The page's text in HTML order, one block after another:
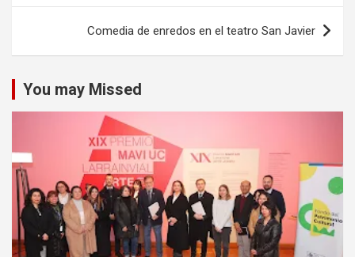
Comedia de enredos en el teatro San Javier
You may Missed